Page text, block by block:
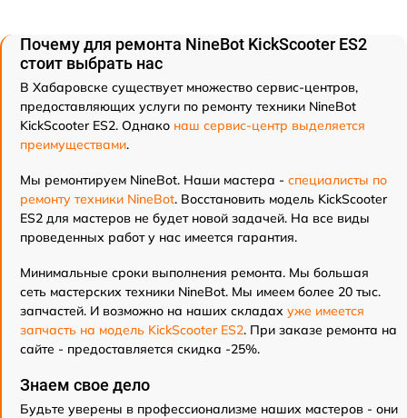
Почему для ремонта NineBot KickScooter ES2
стоит выбрать нас
В Хабаровске существует множество сервис-центров,
предоставляющих услуги по ремонту техники NineBot
KickScooter ES2. Однако наш сервис-центр выделяется
преимуществами.
Мы ремонтируем NineBot. Наши мастера - специалисты по
ремонту техники NineBot. Восстановить модель KickScooter
ES2 для мастеров не будет новой задачей. На все виды
проведенных работ у нас имеется гарантия.
Минимальные сроки выполнения ремонта. Мы большая
сеть мастерских техники NineBot. Мы имеем более 20 тыс.
запчастей. И возможно на наших складах уже имеется
запчасть на модель KickScooter ES2. При заказе ремонта на
сайте - предоставляется скидка -25%.
Знаем свое дело
Будьте уверены в профессионализме наших мастеров - они